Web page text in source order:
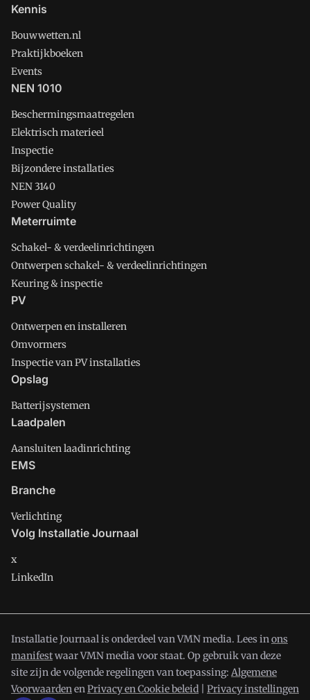
Kennis
Bouwwetten.nl
Praktijkboeken
Events
NEN 1010
Beschermingsmaatregelen
Elektrisch materieel
Inspectie
Bijzondere installaties
NEN 3140
Power Quality
Meterruimte
Schakel- & verdeelinrichtingen
Ontwerpen schakel- & verdeelinrichtingen
Keuring & inspectie
PV
Ontwerpen en installeren
Omvormers
Inspectie van PV installaties
Opslag
Batterijsystemen
Laadpalen
Aansluiten laadinrichting
EMS
Branche
Verlichting
Volg Installatie Journaal
x
LinkedIn
Installatie Journaal is onderdeel van VMN media. Lees inons
manifestwaar VMN media voor staat. Op gebruik van deze
site zijn de volgende regelingen van toepassing: Algemene
VoorwaardenenPrivacy en Cookie beleid Privacy instellingen